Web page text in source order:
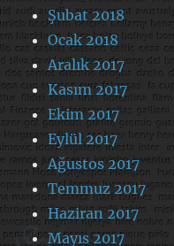
Şubat 2018
Ocak 2018
Aralık 2017
Kasım 2017
Ekim 2017
Eylül 2017
Ağustos 2017
Temmuz 2017
Haziran 2017
Mayıs 2017